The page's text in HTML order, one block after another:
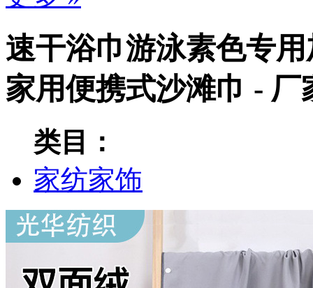
速干浴巾游泳素色专
家用便携式沙滩巾 - 厂
类目：
家纺家饰